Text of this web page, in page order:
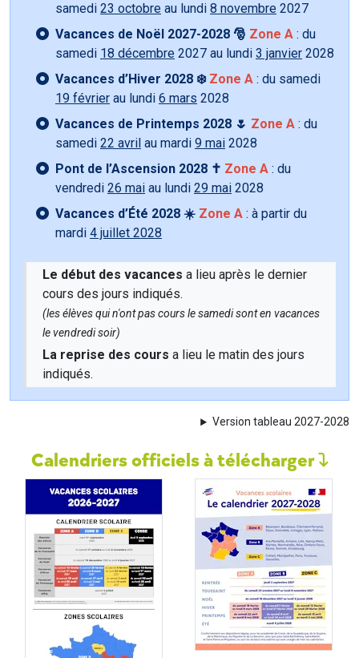
samedi 23 octobre au lundi 8 novembre 2027
Vacances de Noël 2027-2028 🎅 Zone A : du
samedi 18 décembre 2027 au lundi 3 janvier 2028
Vacances d’Hiver 2028 ❄️ Zone A : du samedi
19 février au lundi 6 mars 2028
Vacances de Printemps 2028 🌷 Zone A : du
samedi 22 avril au mardi 9 mai 2028
Pont de l’Ascension 2028 ✝️ Zone A : du
vendredi 26 mai au lundi 29 mai 2028
Vacances d’Été 2028 ☀️ Zone A : à partir du
mardi 4 juillet 2028
Le début des vacances a lieu après le dernier
cours des jours indiqués.
(les élèves qui n'ont pas cours le samedi sont en vacances
le vendredi soir)
La reprise des cours a lieu le matin des jours
indiqués.
Version tableau 2027-2028
Calendriers officiels à télécharger